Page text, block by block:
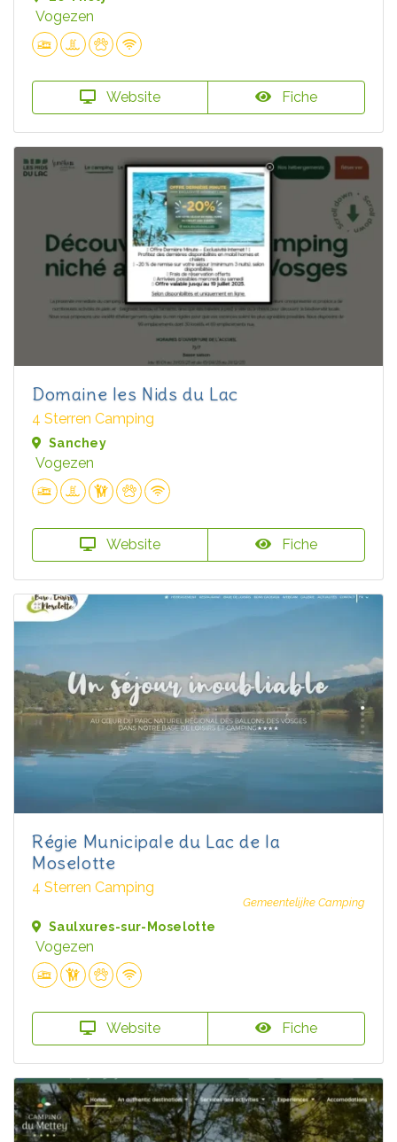
Vogezen
Website Fiche
Domaine les Nids du Lac
4 Sterren Camping
Sanchey
Vogezen
Website Fiche
Régie Municipale du Lac de la
Moselotte
4 Sterren Camping
Gemeentelijke Camping
Saulxures-sur-Moselotte
Vogezen
Website Fiche